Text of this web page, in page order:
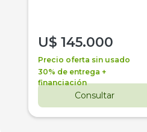
U$ 145.000
Precio oferta sin usado
30% de entrega +
financiación
Consultar